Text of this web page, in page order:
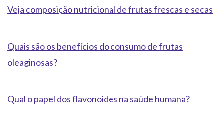
Veja composição nutricional de frutas frescas e secas
Quais são os benefícios do consumo de frutas
oleaginosas?
Qual o papel dos flavonoides na saúde humana?